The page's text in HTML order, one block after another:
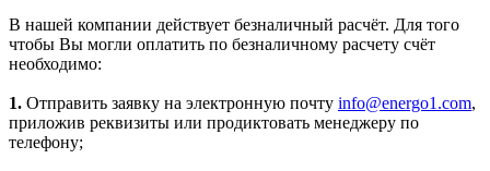
В нашей компании действует безналичный расчёт. Для того
чтобы Вы могли оплатить по безналичному расчету счёт
необходимо:
1. Отправить заявку на электронную почту info@energo1.com,
приложив реквизиты или продиктовать менеджеру по
телефону;